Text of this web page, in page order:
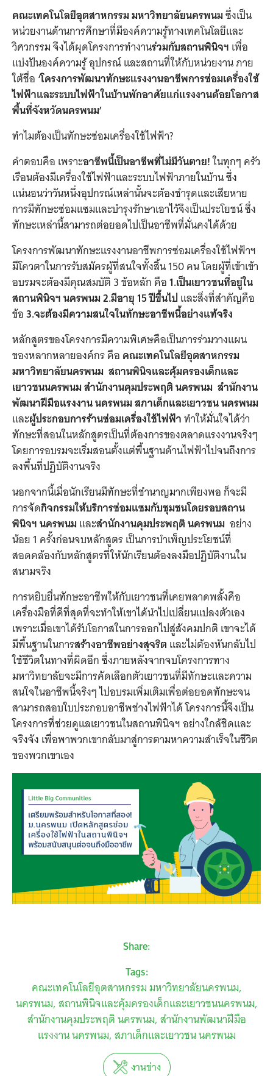
คณะเทคโนโลยีอุตสาหกรรม มหาวิทยาลัยนครพนมซึ่งเป็น
หน่วยงานด้านการศึกษาที่มีองค์ความรู้ทางเทคโนโลยีและ
วิศวกรรม จึงได้ผุดโครงการทำงานร่วมกับสถานพินิจฯ เพื่อ
แบ่งปันองค์ความรู้ อุปกรณ์ และสถานที่ให้กับหน่วยงาน ภาย
ใต้ชื่อ ‘โครงการพัฒนาทักษะแรงงานอาชีพการซ่อมเครื่องใช้
ไฟฟ้าและระบบไฟฟ้าในบ้านพักอาศัยแก่แรงงานด้อยโอกาส
พื้นที่จังหวัดนครพนม’
ทำไมต้องเป็นทักษะซ่อมเครื่องใช้ไฟฟ้า?
คำตอบคือ เพราะอาชีพนี้เป็นอาชีพที่ไม่มีวันตาย!ในทุกๆ ครัว
เรือนต้องมีเครื่องใช้ไฟฟ้าและระบบไฟฟ้าภายในบ้าน ซึ่ง
แน่นอนว่าวันหนึ่งอุปกรณ์เหล่านั้นจะต้องชำรุดและเสียหาย
การมีทักษะซ่อมแซมและบำรุงรักษาเอาไว้จึงเป็นประโยชน์ ซึ่ง
ทักษะเหล่านี้สามารถต่อยอดไปเป็นอาชีพที่มั่นคงได้ด้วย
โครงการพัฒนาทักษะแรงงานอาชีพการซ่อมเครื่องใช้ไฟฟ้าฯ
มีโควตาในการรับสมัครผู้ที่สนใจทั้งสิ้น 150 คน โดยผู้ที่เข้าเข้า
อบรมจะต้องมีคุณสมบัติ 3 ข้อหลัก คือ1.เป็นเยาวชนที่อยู่ใน
สถานพินิจฯ นครพนม 2.มีอายุ 15 ปีขึ้นไป และสิ่งที่สำคัญคือ
ข้อ3.จะต้องมีความสนใจในทักษะอาชีพนี้อย่างแท้จริง
หลักสูตรของโครงการมีความพิเศษคือเป็นการร่วมวางแผน
ของหลากหลายองค์กร คือ คณะเทคโนโลยีอุตสาหกรรม
มหาวิทยาลัยนครพนม สถานพินิจและคุ้มครองเด็กและ
เยาวชนนครพนมสำนักงานคุมประพฤติ นครพนม สำนักงาน
พัฒนาฝีมือแรงงาน นครพนมสภาเด็กและเยาวชน นครพนม
และผู้ประกอบการร้านซ่อมเครื่องใช้ไฟฟ้าทำให้มั่นใจได้ว่า
ทักษะที่สอนในหลักสูตรเป็นที่ต้องการของตลาดแรงงานจริงๆ
โดยการอบรมจะเริ่มสอนตั้งแต่พื้นฐานด้านไฟฟ้าไปจนถึงการ
ลงพื้นที่ปฏิบัติงานจริง
นอกจากนี้เมื่อนักเรียนมีทักษะที่ชำนาญมากเพียงพอ ก็จะมี
การจัดกิจกรรมให้บริการซ่อมแซมกับชุมชนโดยรอบสถาน
พินิจฯนครพนม และสำนักงานคุมประพฤติ นครพนม อย่าง
น้อย 1 ครั้งก่อนจบหลักสูตร เป็นการบำเพ็ญประโยชน์ที่
สอดคล้องกับหลักสูตรที่ให้นักเรียนต้องลงมือปฏิบัติงานใน
สนามจริง
การหยิบยื่นทักษะอาชีพให้กับเยาวชนที่เคยพลาดพลั้งคือ
เครื่องมือที่ดีที่สุดที่จะทำให้เขาได้นำไปเปลี่ยนแปลงตัวเอง
เพราะเมื่อเขาได้รับโอกาสในการออกไปสู่สังคมปกติ เขาจะได้
มีพื้นฐานในการสร้างอาชีพอย่างสุจริต และไม่ต้องหันกลับไป
ใช้ชีวิตในทางที่ผิดอีก ซึ่งภายหลังจากจบโครงการทาง
มหาวิทยาลัยจะมีการคัดเลือกตัวเยาวชนที่มีทักษะและความ
สนใจในอาชีพนี้จริงๆ ไปอบรมเพิ่มเติมเพื่อต่อยอดทักษะจน
สามารถสอบใบประกอบอาชีพช่างไฟฟ้าได้ โครงการนี้จึงเป็น
โครงการที่ช่วยดูแลเยาวชนในสถานพินิจฯ อย่างใกล้ชิดและ
จริงจัง เพื่อพาพวกเขากลับมาสู่การตามหาความสำเร็จในชีวิต
ของพวกเขาเอง
Share:
Tags:
คณะเทคโนโลยีอุตสาหกรรม มหาวิทยาลัยนครพนม
นครพนม สถานพินิจและคุ้มครองเด็กและเยาวชนนครพนม
สำนักงานคุมประพฤติ นครพนม สำนักงานพัฒนาฝีมือ
แรงงาน นครพนม สภาเด็กและเยาวชน นครพนม
งานช่าง